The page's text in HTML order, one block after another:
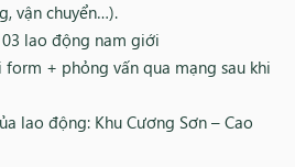
vận chuyển…).
lao động nam giới
form + phỏng vấn qua mạng sau khi
lao động: Khu Cương Sơn – Cao